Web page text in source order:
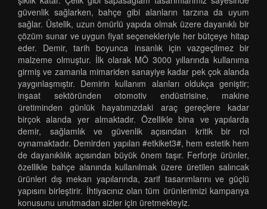
güvenlik sağlarken, bahçe gibi alanların tarzına da uyum
sağlar. Üstelik, uzun ömürlü yapıda olmak üzere dayanıklı bir
çözüm sunar ve uygun fiyat seçenekleriyle her bütçeye hitap
eder. Demir, tarih boyunca insanlık için vazgeçilmez bir
malzeme olmuştur. İlk olarak MÖ 3000 yıllarında kullanıma
girmiş ve zamanla mimariden sanayiye kadar pek çok alanda
yaygınlaşmıştır. Demirin kullanım alanları oldukça geniştir;
inşaat sektöründen otomotiv endüstrisine, makine
üretiminden günlük hayatımızdaki araç gereçlere kadar
birçok alanda yer almaktadır. Özellikle bina ve yapılarda
demir, sağlamlık ve güvenlik açısından kritik bir rol
oynamaktadır. Demirden yapılan #etkiket3#, hem estetik hem
de dayanıklılık açısından büyük önem taşır. Ferforje ürünler,
özellikle bahçe alanında kullanılmak üzere üretilen salıncak
ürünleri dış mekan yapılarında, zarif tasarımlarını ve güçlü
yapısını birleştirir. İhtiyacınız olan tüm ürünlerimizi kampanya
konusunu unutmadan sizler için üretmekteyiz.